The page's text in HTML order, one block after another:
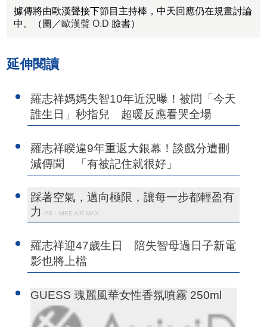
據傳將由歐漢聲接下節目主持棒，中天回應仍在規畫討論
中。（圖／ 歐漢聲 O.D 臉書）
延伸閱讀
羅志祥媽媽失智10年近況曝！被問「今天
誰生日」秒指兒 超暖反應看哭全場
羅志祥睽違9年重返大銀幕！談戲分遭刪
減傳聞 「有被記住就很好」
踩著空氣，邁向極限，讓每一步都輕盈有
力
PR・NIKE AIR MAX
羅志祥迎47歲生日 陪失智母過日子新電
影也將上檔
GUESS 瑰麗風華女性香氛噴霧 250ml